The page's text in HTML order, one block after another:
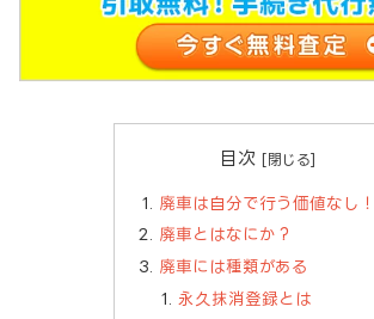
目次
廃車は自分で行う価値なし
廃車とはなにか？
廃車には種類がある
永久抹消登録とは